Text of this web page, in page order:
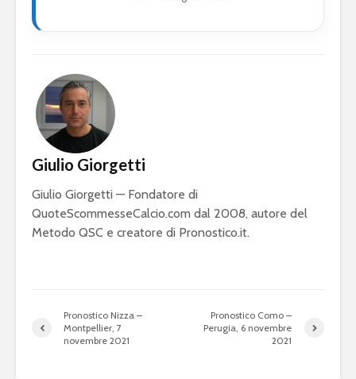
Giulio Giorgetti
Giulio Giorgetti — Fondatore di
QuoteScommesseCalcio.com dal 2008, autore del
Metodo QSC e creatore di Pronostico.it.
Pronostico Nizza –
Montpellier, 7
novembre 2021
Pronostico Como –
Perugia, 6 novembre
2021